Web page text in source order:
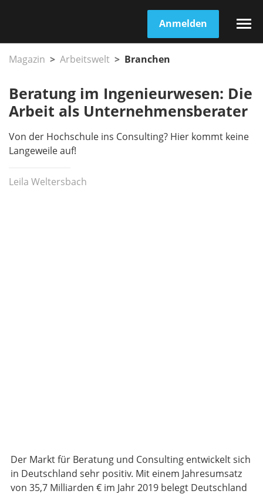
Anmelden
Magazin Arbeitswelt Branchen
Beratung im Ingenieurwesen: Die
Arbeit als Unternehmensberater
Von der Hochschule ins Consulting? Hier kommt keine
Langeweile auf!
Leila Weltersbach
Der Markt für Beratung und Consulting entwickelt sich
in Deutschland sehr positiv. Mit einem Jahresumsatz
von 35,7 Milliarden € im Jahr 2019 belegt Deutschland